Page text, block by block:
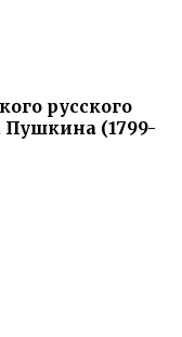
русского
Пушкина (1799-